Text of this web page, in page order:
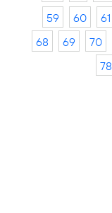
59
60 61
68
69 70
78